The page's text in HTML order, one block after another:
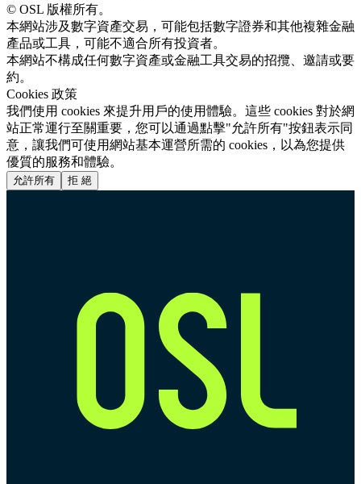
© OSL 版權所有。
本網站涉及數字資產交易，可能包括數字證券和其他複雜金融
產品或工具，可能不適合所有投資者。
本網站不構成任何數字資產或金融工具交易的招攬、邀請或要
約。
Cookies 政策
我們使用 cookies 來提升用戶的使用體驗。這些 cookies 對於網
站正常運行至關重要，您可以通過點擊"允許所有"按鈕表示同
意，讓我們可使用網站基本運營所需的 cookies，以為您提供
優質的服務和體驗。
允許所有 拒 絕